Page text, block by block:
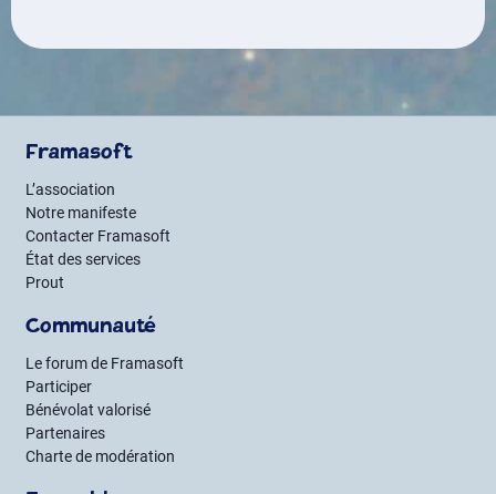
Framasoft
L’association
Notre manifeste
Contacter Framasoft
État des services
Prout
Communauté
Le forum de Framasoft
Participer
Bénévolat valorisé
Partenaires
Charte de modération